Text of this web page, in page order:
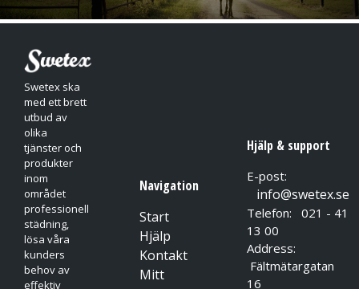
Swetex ska
med ett brett
utbud av
olika
tjänster och
produkter
inom
området
professionell
städning,
lösa våra
kunders
behov av
effektiv
Navigation
Start
Hjälp
Kontakt
Mitt
Hjälp & support
E-post:
info@swetex.se
Telefon: 021 - 41
13 00
Address:
Fältmätargatan
16